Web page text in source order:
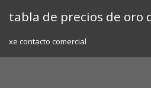
tabla de precios de oro
xe contacto comercial